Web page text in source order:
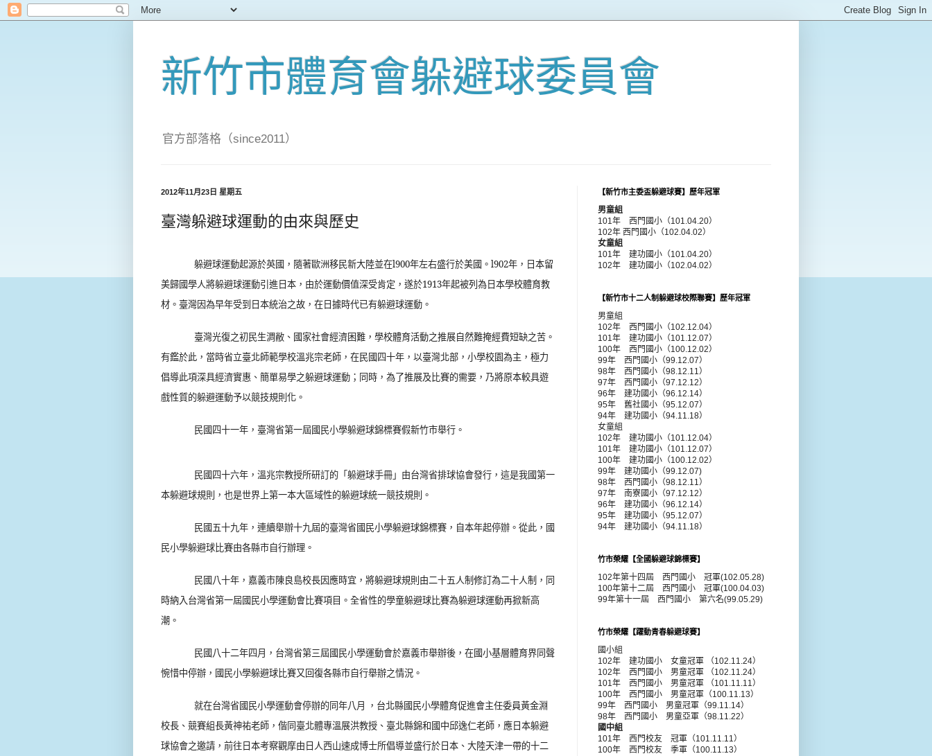
新竹市體育會躲避球委員會
官方部落格（since2011）
2012年11月23日 星期五
臺灣躲避球運動的由來與歷史
躲避球運動起源於英國，隨著歐洲移民新大陸並在l900年左右盛行於美國。 l902年，日本留
美歸國學人將躲避球運動引進日本，由於運動價值深受肯定，遂於1913年起被列為日本學校體育教
材。臺灣因為早年受到日本統治之故，在日據時代已有躲避球運動。
臺灣光復之初民生淍敝、國家社會經濟困難，學校體育活動之推展自然難掩經費短缺之苦。
有鑑於此，當時省立臺北師範學校溫兆宗老師，在民國四十年，以臺灣北部，小學校園為主，極力
倡導此項深具經濟實惠、簡單易學之躲避球運動；同時，為了推展及比賽的需要，乃將原本較具遊
戲性質的躲避運動予以競技規則化。
民國四十一年，臺灣省第一屆國民小學躲避球錦標賽假新竹市舉行。
民國四十六年，溫兆宗教授所研訂的「躲避球手冊」由台灣省排球協會發行，這是我國第一
本躲避球規則，也是世界上第一本大區域性的躲避球統一競技規則。
民國五十九年，連續舉辦十九屆的臺灣省國民小學躲避球錦標賽，自本年起停辦。從此，國
民小學躲避球比賽由各縣市自行辦理。
民國八十年，嘉義市陳良島校長因應時宜，將躲避球規則由二十五人制修訂為二十人制，同
時納入台灣省第一屆國民小學運動會比賽項目。全省性的學童躲避球比賽為躲避球運動再掀新高
潮。
民國八十二年四月，台灣省第三屆國民小學運動會於嘉義市舉辦後，在國小基層體育界同聲
惋惜中停辦，國民小學躲避球比賽又回復各縣市自行舉辦之情況。
就在台灣省國民小學運動會停辦的同年八月 ，台北縣國民小學體育促進會主任委員黃金淵
校長、競賽組長黃神祐老師，偕同臺北體專溫展洪教授、臺北縣錦和國中邱逸仁老師，應日本躲避
球協會之邀請，前往日本考察觀摩由日人西山速成博士所倡導並盛行於日本、大陸天津一帶的十二
【新竹市主委盃躲避球賽】歷年冠軍
男童組
101年 西門國小（101.04.20）
102年 西門國小（102.04.02）
女童組
101年 建功國小（101.04.20）
102年 建功國小（102.04.02）
【新竹市十二人制躲避球校際聯賽】歷年冠軍
男童組
102年 西門國小（102.12.04）
101年 建功國小（101.12.07）
100年 西門國小（100.12.02）
99年 西門國小（99.12.07）
98年 西門國小（98.12.11）
97年 西門國小（97.12.12）
96年 建功國小（96.12.14）
95年 舊社國小（95.12.07）
94年 建功國小（94.11.18）
女童組
102年 建功國小（101.12.04）
101年 建功國小（101.12.07）
100年 建功國小（100.12.02）
99年 建功國小（99.12.07)
98年 西門國小（98.12.11）
97年 南寮國小（97.12.12）
96年 建功國小（96.12.14）
95年 建功國小（95.12.07）
94年 建功國小（94.11.18）
竹市榮耀【全國躲避球錦標賽】
102年第十四屆 西門國小 冠軍(102.05.28)
100年第十二屆 西門國小 冠軍(100.04.03)
99年第十一屆 西門國小 第六名(99.05.29)
竹市榮耀【躍動青春躲避球賽】
國小組
102年 建功國小 女童冠軍 （102.11.24）
102年 西門國小 男童冠軍 （102.11.24）
101年 西門國小 男童冠軍 （101.11.11）
100年 西門國小 男童冠軍（100.11.13）
99年 西門國小 男童冠軍（99.11.14）
98年 西門國小 男童亞軍（98.11.22）
國中組
101年 西門校友 冠軍（101.11.11）
100年 西門校友 季軍（100.11.13）